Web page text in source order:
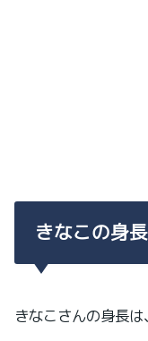
きなこの身
きなこさんの身長